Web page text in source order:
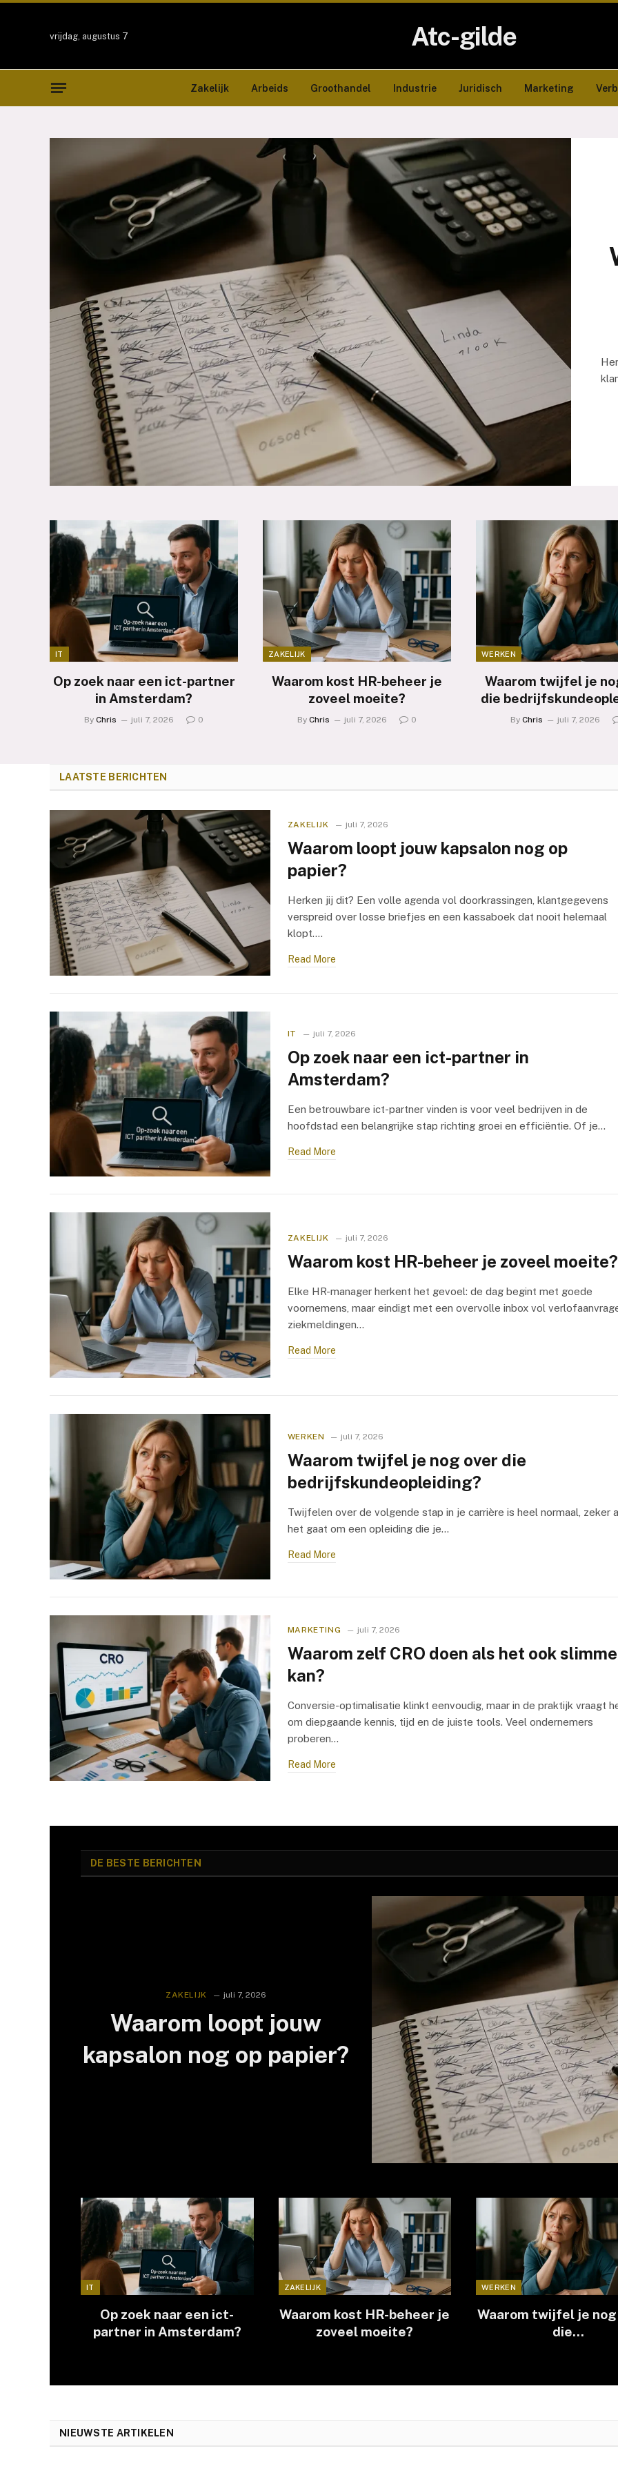
vrijdag, augustus 7 Atc-gilde
Zakelijk Arbeids Groothandel Industrie Juridisch Marketing
IT
Op zoek naar een ict-partner
in Amsterdam?
By Chris juli 7, 2026 0
ZAKELIJK
Waarom kost HR-beheer je
zoveel moeite?
By Chris juli 7, 2026 0
WERKEN
Waarom twijfel je
die
By Chris juli 7, 2026
LAATSTE BERICHTEN
ZAKELIJK juli 7, 2026
Waarom loopt jouw kapsalon nog op
papier?
Herken jij dit? Een volle agenda vol doorkrassingen, klantgegevens
verspreid over losse briefjes en een kassaboek dat nooit helemaal
klopt.…
Read More
IT juli 7, 2026
Op zoek naar een ict-partner in
Amsterdam?
Een betrouwbare ict-partner vinden is voor veel bedrijven in de
hoofdstad een belangrijke stap richting groei en efficiëntie. Of je…
Read More
ZAKELIJK juli 7, 2026
Waarom kost HR-beheer je zoveel moeite?
Elke HR-manager herkent het gevoel: de dag begint met goede
voornemens, maar eindigt met een overvolle inbox vol
ziekmeldingen…
Read More
WERKEN juli 7, 2026
Waarom twijfel je nog over die
bedrijfskundeopleiding?
Twijfelen over de volgende stap in je carrière is heel normaal, zeker
het gaat om een opleiding die je…
Read More
MARKETING juli 7, 2026
Waarom zelf CRO doen als het ook
kan?
Conversie-optimalisatie klinkt eenvoudig, maar in de praktijk vraagt
om diepgaande kennis, tijd en de juiste tools. Veel ondernemers
proberen…
Read More
DE BESTE BERICHTEN
ZAKELIJK juli 7, 2026
Waarom loopt jouw
kapsalon nog op papier?
IT
Op zoek naar een ict-
partner in Amsterdam?
ZAKELIJK
Waarom kost HR-beheer je
zoveel moeite?
WERKEN
Waarom twijfel je
die
NIEUWSTE ARTIKELEN